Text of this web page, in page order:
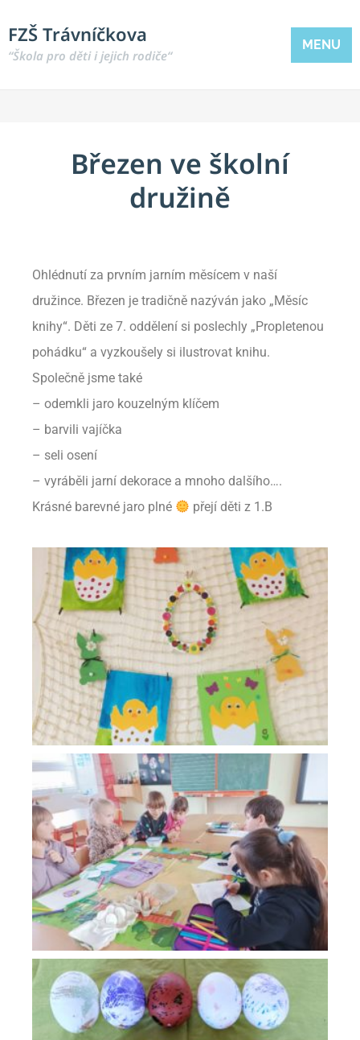
FZŠ Trávníčkova
“Škola pro děti i jejich rodiče“
MENU
Březen ve školní
družině
Ohlédnutí za prvním jarním měsícem v naší
družince. Březen je tradičně nazýván jako „Měsíc
knihy“. Děti ze 7. oddělení si poslechly „Propletenou
pohádku“ a vyzkoušely si ilustrovat knihu.
Společně jsme také
– odemkli jaro kouzelným klíčem
– barvili vajíčka
– seli osení
– vyráběli jarní dekorace a mnoho dalšího….
Krásné barevné jaro plné
přejí děti z 1.B